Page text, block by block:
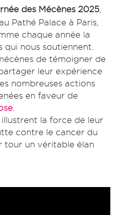
des Mécènes 2025
Pathé Palace à Paris,
chaque année la
nous soutiennent.
de témoigner de
leur expérience
nombreuses actions
en faveur de
la force de leur
contre le cancer du
tour un véritable élan